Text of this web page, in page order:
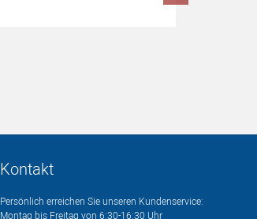
Kontakt
Persönlich erreichen Sie unseren Kundenservice:
Montag bis Freitag von 6:30-16:30 Uhr